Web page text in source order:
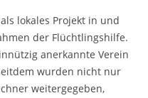
als lokales Projekt in und
der Flüchtlingshilfe.
anerkannte Verein
wurden nicht nur
weitergegeben,